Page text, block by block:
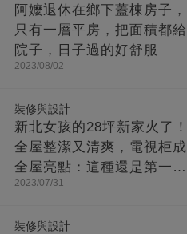
阿嬤退休在鄉下蓋棟房子，
只有一層平房，把面積都給
院子，日子過的好舒服
2023/08/02
裝修與設計
新北女孩的28坪新家火了！
全屋整潔又清爽，電視柜成
全屋亮點：這種還是第一次
見！
2023/07/31
裝修與設計